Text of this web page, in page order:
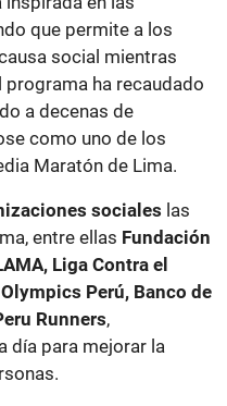
que permite a los
social mientras
ha recaudado
a decenas de
como uno de los
Maratón de Lima.
sociales las
entre ellas Fundación
Liga Contra el
Perú, Banco de
Runners,
día para mejorar la